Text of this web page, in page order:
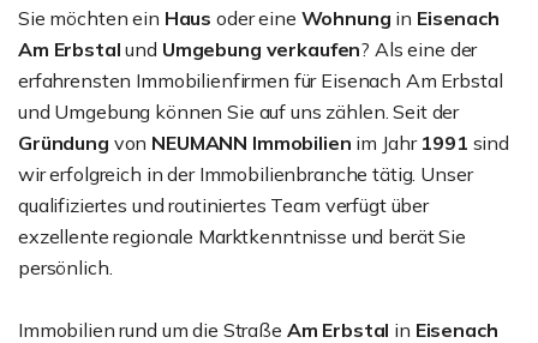
Sie möchten ein Haus oder eine Wohnung in Eisenach
Am Erbstal und Umgebung verkaufen? Als eine der
erfahrensten Immobilienfirmen für Eisenach Am Erbstal
und Umgebung können Sie auf uns zählen. Seit der
Gründung von NEUMANN Immobilien im Jahr 1991 sind
wir erfolgreich in der Immobilienbranche tätig. Unser
qualifiziertes und routiniertes Team verfügt über
exzellente regionale Marktkenntnisse und berät Sie
persönlich.
Immobilien rund um die Straße Am Erbstal in Eisenach